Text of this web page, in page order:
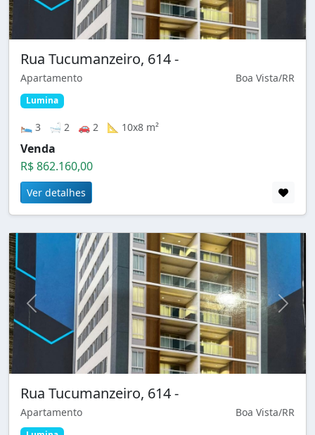
Rua Tucumanzeiro, 614 -
Apartamento Boa Vista/RR
Lumina
🛌 3 🛁 2 🚗 2 📐 10x8 m²
Venda
R$ 862.160,00
Ver detalhes
Rua Tucumanzeiro, 614 -
Apartamento Boa Vista/RR